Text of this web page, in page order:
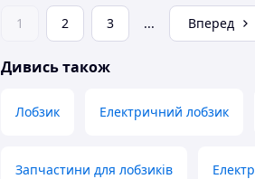
1 2 3 ... Вперед
Дивись також
Лобзик Електричний лобзик
Запчастини для лобзиків